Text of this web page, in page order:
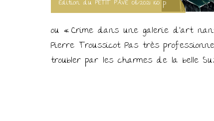
Edition du PETIT PAVE 08/2021 160 p.
ou « Crime dans une galerie d’art
Pierre Troussicot Pas très
troubler par les charmes de la belle